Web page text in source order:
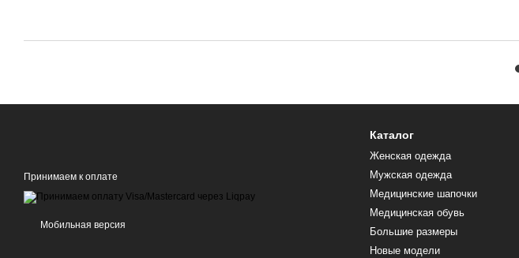
Принимаем к оплате
Мобильная версия
Каталог
Женская одежда
Мужская одежда
Медицинские шапочки
Медицинская обувь
Большие размеры
Новые модели